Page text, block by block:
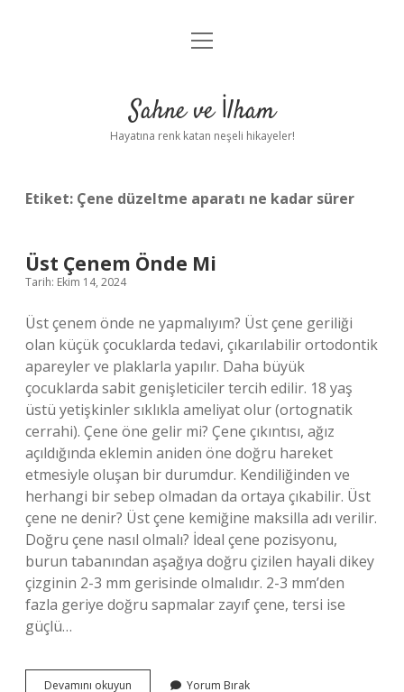
Anasayfa
Yasal Uyarı
menüyü
Sahne ve İlham
Hayatına renk katan neşeli hikayeler!
Etiket: Çene düzeltme aparatı ne kadar sürer
Üst Çenem Önde Mi
Tarih: Ekim 14, 2024
Üst çenem önde ne yapmalıyım? Üst çene geriliği
olan küçük çocuklarda tedavi, çıkarılabilir ortodontik
apareyler ve plaklarla yapılır. Daha büyük
çocuklarda sabit genişleticiler tercih edilir. 18 yaş
üstü yetişkinler sıklıkla ameliyat olur (ortognatik
cerrahi). Çene öne gelir mi? Çene çıkıntısı, ağız
açıldığında eklemin aniden öne doğru hareket
etmesiyle oluşan bir durumdur. Kendiliğinden ve
herhangi bir sebep olmadan da ortaya çıkabilir. Üst
çene ne denir? Üst çene kemiğine maksilla adı verilir.
Doğru çene nasıl olmalı? İdeal çene pozisyonu,
burun tabanından aşağıya doğru çizilen hayali dikey
çizginin 2-3 mm gerisinde olmalıdır. 2-3 mm’den
fazla geriye doğru sapmalar zayıf çene, tersi ise
güçlü…
Devamını okuyun Yorum Bırak